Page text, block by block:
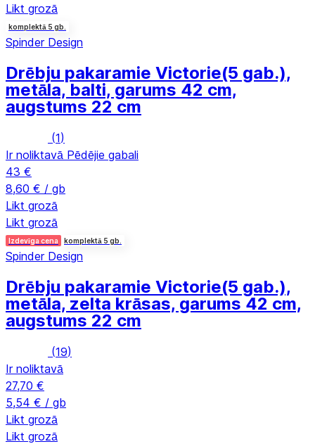
Likt grozā
komplektā 5 gb.
Spinder Design
Drēbju pakaramie Victorie(5 gab.),
metāla, balti, garums 42 cm,
augstums 22 cm
(1)
Ir noliktavā Pēdējie gabali
43 €
8,60 € / gb
Likt grozā
Likt grozā
Izdevīga cena komplektā 5 gb.
Spinder Design
Drēbju pakaramie Victorie(5 gab.),
metāla, zelta krāsas, garums 42 cm,
augstums 22 cm
(19)
Ir noliktavā
27,70 €
5,54 € / gb
Likt grozā
Likt grozā